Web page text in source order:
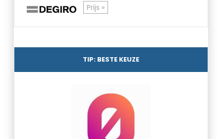
Prijs »
TIP: BESTE KEUZE